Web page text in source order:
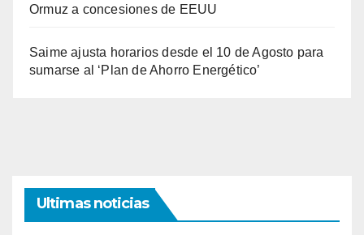
Ormuz a concesiones de EEUU
Saime ajusta horarios desde el 10 de Agosto para
sumarse al ‘Plan de Ahorro Energético’
Ultimas noticias